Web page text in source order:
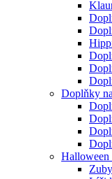
Doplňky